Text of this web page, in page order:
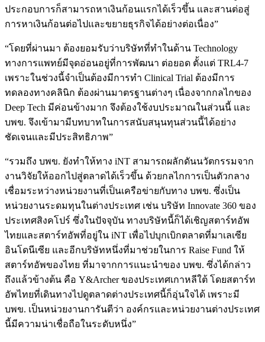
ประกอบการก็สามารถหาเงินก้อนแรกได้เร็วขึ้น และสานต่อสู่
การหาเงินก้อนต่อไปและขยายธุรกิจได้อย่างต่อเนื่อง”
“โดยที่ผ่านมา ต้องยอมรับว่าบริษัทที่ทำในด้าน Technology
ทางการแพทย์มีจุดอ่อนอยู่ที่การพัฒนา ต่อยอด ตั้งแต่ TRL4-7
เพราะในช่วงนี้จำเป็นต้องมีการทำ Clinical Trial ต้องมีการ
ทดลองทางคลินิก ต้องผ่านมาตรฐานต่างๆ เนื่องจากกลไกของ
Deep Tech มีค่อนข้างมาก จึงต้องใช้งบประมาณในส่วนนี้ และ
บพข. จึงเข้ามามีบทบาทในการสนับสนุนทุนส่วนนี้ได้อย่าง
ชัดเจนและมีประสิทธิภาพ”
“รวมถึง บพข. ยังทำให้ทาง iNT สามารถผลักดันนวัตกรรมจาก
งานวิจัยให้ออกไปสู่ตลาดได้เร็วขึ้น ด้วยกลไกการเป็นตัวกลาง
เชื่อมระหว่างหน่วยงานที่เป็นเครือข่ายกับทาง บพข. ซึ่งเป็น
หน่วยงานระดมทุนในต่างประเทศ เช่น บริษัท Innovate 360 ของ
ประเทศสิงคโปร์ ซึ่งในปัจจุบัน ทางบริษัทนี้ก็ได้เชิญสตาร์ทอัพ
ไทยและสตาร์ทอัพที่อยู่ใน iNT เพื่อไปบุกเบิกตลาดที่มาเลเซีย
อินโดนีเซีย และอีกบริษัทหนึ่งที่มาช่วยในการ Raise Fund ให้
สตาร์ทอัพของไทย ที่มาจากการแนะนำของ บพข. ซึ่งได้กล่าว
ถึงแล้วข้างต้น คือ Y&Archer ของประเทศเกาหลีใต้ โดยสตาร์ท
อัพไทยที่เดินทางไปดูตลาดต่างประเทศนี้ก็อุ่นใจได้ เพราะมี
บพข. เป็นหน่วยงานการันตีว่า องค์กรและหน่วยงานต่างประเทศ
นี้มีความน่าเชื่อถือในระดับหนึ่ง”